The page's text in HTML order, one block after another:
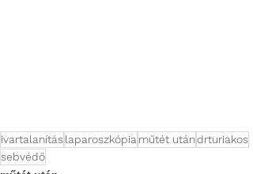
ivartalanításlaparoszkópia műtét utándrturiakos
sebvédő